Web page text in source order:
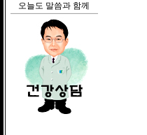
오늘도 말씀과 함께